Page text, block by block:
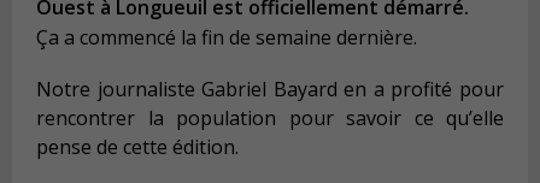
Ouest à Longueuil est officiellement démarré.
Ça a commencé la fin de semaine dernière.
Notre journaliste Gabriel Bayard en a profité pour
rencontrer la population pour savoir ce qu’elle
pense de cette édition.